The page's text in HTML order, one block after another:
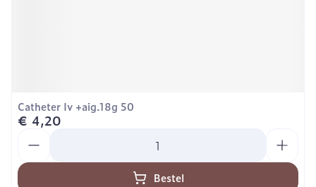
Catheter Iv +aig.18g 50
€ 4,20
Bestel